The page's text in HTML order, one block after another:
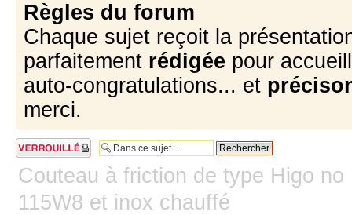
Règles du forum
Chaque sujet reçoit la
parfaitement rédigée pour
auto-congratulations... et
merci.
Sujet verrouillé
Couteau à friction de type Higo no
115W8 et inox chauffé